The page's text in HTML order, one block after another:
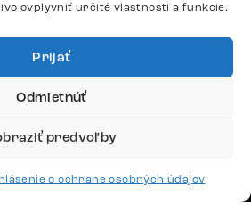
ovplyvniť určité vlastnosti a funkcie.
Prijať
Odmietnúť
predvoľby
o ochrane osobných údajov